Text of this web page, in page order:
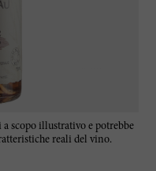
scopo illustrativo e potrebbe
reali del vino.